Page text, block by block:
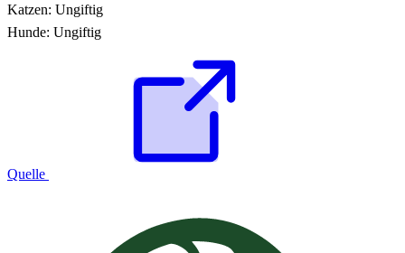
Katzen: Ungiftig
Hunde: Ungiftig
Quelle